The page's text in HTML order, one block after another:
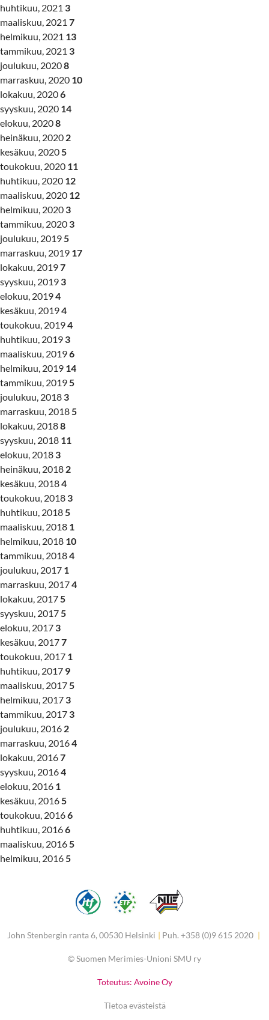
huhtikuu, 2021 3
maaliskuu, 2021 7
helmikuu, 2021 13
tammikuu, 2021 3
joulukuu, 20208
marraskuu, 2020 10
lokakuu, 20206
syyskuu, 2020 14
elokuu, 20208
heinäkuu, 2020 2
kesäkuu, 20205
toukokuu, 2020 11
huhtikuu, 2020 12
maaliskuu, 2020 12
helmikuu, 2020 3
tammikuu, 2020 3
joulukuu, 20195
marraskuu, 2019 17
lokakuu, 20197
syyskuu, 2019 3
elokuu, 20194
kesäkuu, 20194
toukokuu, 20194
huhtikuu, 2019 3
maaliskuu, 20196
helmikuu, 2019 14
tammikuu, 20195
joulukuu, 2018 3
marraskuu, 20185
lokakuu, 20188
syyskuu, 2018 11
elokuu, 2018 3
heinäkuu, 2018 2
kesäkuu, 20184
toukokuu, 2018 3
huhtikuu, 20185
maaliskuu, 2018 1
helmikuu, 2018 10
tammikuu, 20184
joulukuu, 2017 1
marraskuu, 20174
lokakuu, 20175
syyskuu, 20175
elokuu, 2017 3
kesäkuu, 20177
toukokuu, 2017 1
huhtikuu, 2017 9
maaliskuu, 20175
helmikuu, 2017 3
tammikuu, 2017 3
joulukuu, 2016 2
marraskuu, 20164
lokakuu, 20167
syyskuu, 20164
elokuu, 2016 1
kesäkuu, 20165
toukokuu, 20166
huhtikuu, 20166
maaliskuu, 20165
helmikuu, 20165
John Stenbergin ranta 6, 00530 Helsinki | Puh. +358 (0)9 615 2020 |
©Suomen Merimies-Unioni SMU ry
Toteutus: Avoine Oy
Tietoa evästeistä